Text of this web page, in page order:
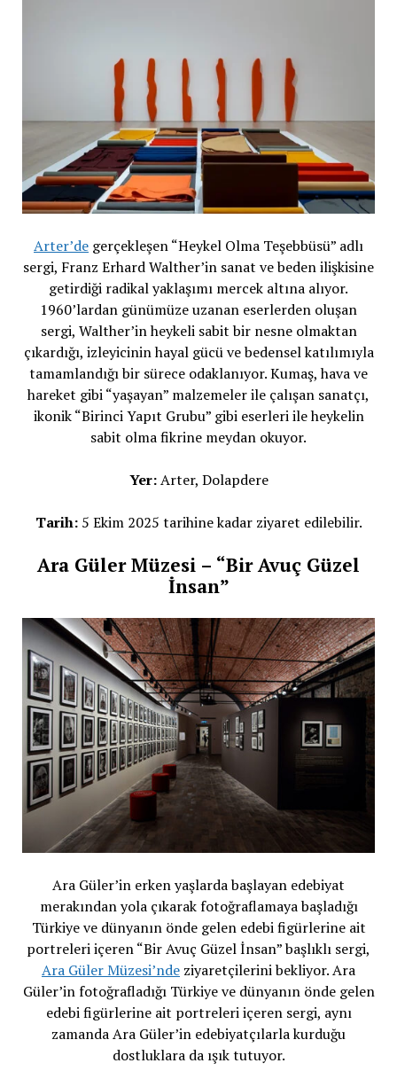
Arter’de gerçekleşen “Heykel Olma Teşebbüsü” adlı
sergi, Franz Erhard Walther’in sanat ve beden ilişkisine
getirdiği radikal yaklaşımı mercek altına alıyor.
1960’lardan günümüze uzanan eserlerden oluşan
sergi, Walther’in heykeli sabit bir nesne olmaktan
çıkardığı, izleyicinin hayal gücü ve bedensel katılımıyla
tamamlandığı bir sürece odaklanıyor. Kumaş, hava ve
hareket gibi “yaşayan” malzemeler ile çalışan sanatçı,
ikonik “Birinci Yapıt Grubu” gibi eserleri ile heykelin
sabit olma fikrine meydan okuyor.
Yer:Arter, Dolapdere
Tarih:5 Ekim 2025 tarihine kadar ziyaret edilebilir.
Ara Güler Müzesi – “Bir Avuç Güzel
İnsan”
Ara Güler’in erken yaşlarda başlayan edebiyat
merakından yola çıkarak fotoğraflamaya başladığı
Türkiye ve dünyanın önde gelen edebi figürlerine ait
portreleri içeren “Bir Avuç Güzel İnsan” başlıklı sergi,
Ara Güler Müzesi’nde ziyaretçilerini bekliyor. Ara
Güler’in fotoğrafladığı Türkiye ve dünyanın önde gelen
edebi figürlerine ait portreleri içeren sergi, aynı
zamanda Ara Güler’in edebiyatçılarla kurduğu
dostluklara da ışık tutuyor.